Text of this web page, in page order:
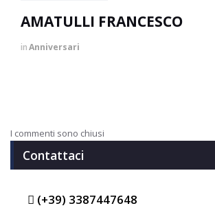
AMATULLI FRANCESCO
inAnniversari
I commenti sono chiusi
Contattaci
(+39) 3387447648